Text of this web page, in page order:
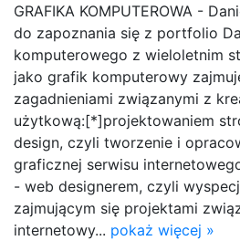
GRAFIKA KOMPUTEROWA -
do zapoznania się z portfolio
komputerowego z wieloletnim
jako grafik komputerowy
zagadnieniami związanymi z
użytkową:[*]projektowaniem
design, czyli tworzenie i
graficznej serwisu
- web designerem, czyli
zajmującym się projektami
internetowy... pokaż więcej »